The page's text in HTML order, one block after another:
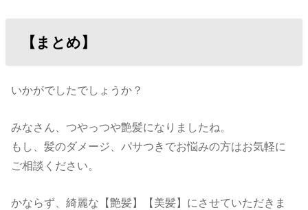
【まとめ】
いかがでしたでしょうか？
みなさん、つやっつや艶髪になりましたね。
もし、髪のダメージ、パサつきでお悩みの方はお気軽に
ご相談ください。
かならず、綺麗な【艶髪】【美髪】にさせていただきま